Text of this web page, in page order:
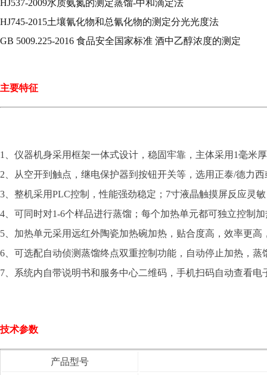
HJ537-2009水质氨氮的测定蒸馏-中和滴定法
HJ745-2015土壤氰化物和总氰化物的测定分光光度法
GB 5009.225-2016 食品安全国家标准 酒中乙醇浓度的测定
主要特征
1、仪器机身采用框架一体式设计，稳固牢靠，主体采用1毫米
2、从空开到触点，继电保护器到按钮开关等，选用正泰/德力
3、整机采用PLC控制，性能强劲稳定；7寸液晶触摸屏反应灵
4、可同时对1-6个样品进行蒸馏；每个加热单元都可独立控制
5、加热单元采用远红外陶瓷加热碗加热，贴合度高，效率更
6、可选配自动侦测蒸馏终点双重控制功能，自动停止加热，
7、系统内自带说明书和服务中心二维码，手机扫码自动查看
技术参数
产品型号